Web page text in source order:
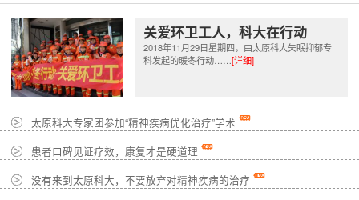
关爱环卫工人，科大在行动
2018年11月29日星期四，由太原科大失眠抑郁专
科发起的暖冬行动……[详细]
太原科大专家团参加“精神疾病优化治疗”学术
患者口碑见证疗效，康复才是硬道理
没有来到太原科大，不要放弃对精神疾病的治疗